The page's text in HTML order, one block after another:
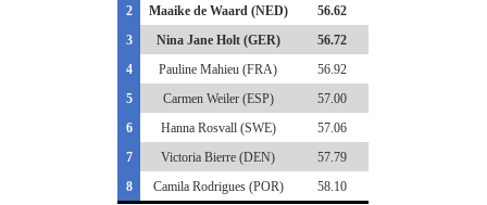
2
Maaike de Waard (NED)
56.62
3
Nina Jane Holt (GER)
56.72
4
Pauline Mahieu (FRA)
56.92
5
Carmen Weiler (ESP)
57.00
6
Hanna Rosvall (SWE)
57.06
7
Victoria Bierre (DEN)
57.79
8
Camila Rodrigues (POR) 58.10